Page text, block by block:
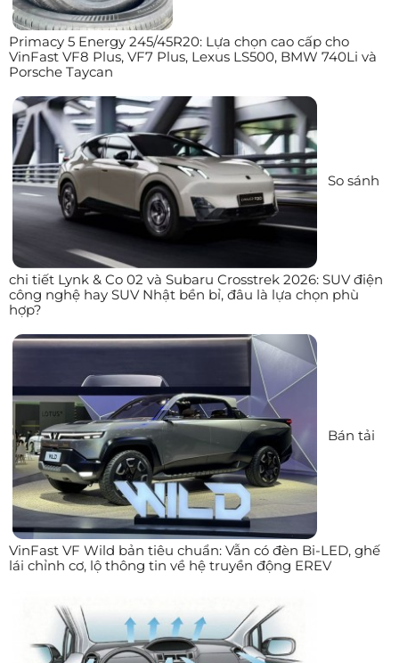
Primacy 5 Energy 245/45R20: Lựa chọn cao cấp cho
VinFast VF8 Plus, VF7 Plus, Lexus LS500, BMW 740Li và
Porsche Taycan
So sánh
chi tiết Lynk & Co 02 và Subaru Crosstrek 2026: SUV điện
công nghệ hay SUV Nhật bền bỉ, đâu là lựa chọn phù
hợp?
Bán tải
VinFast VF Wild bản tiêu chuẩn: Vẫn có đèn Bi-LED, ghế
lái chỉnh cơ, lộ thông tin về hệ truyền động EREV